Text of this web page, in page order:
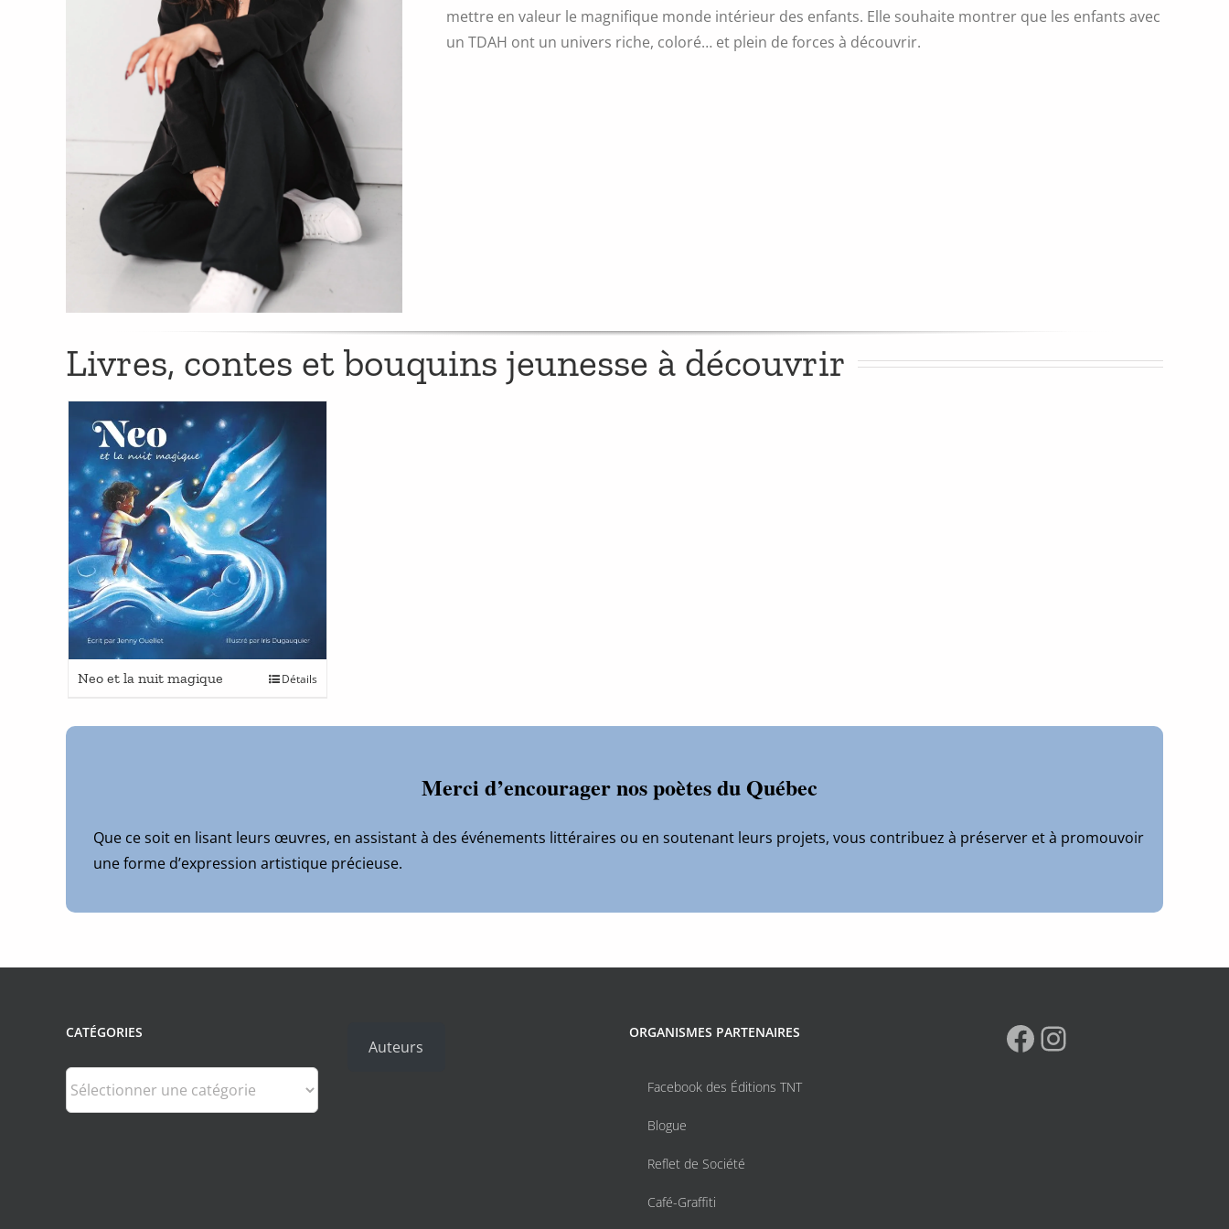
mettre en valeur le magnifique monde intérieur des enfants. Elle souhaite montrer que les enfants avec
un TDAH ont un univers riche, coloré… et plein de forces à découvrir.
Livres, contes et bouquins jeunesse à découvrir
Neo et la nuit magique
Ce
être
choisies
sur
Détails
Merci d’encourager nos poètes du Québec
Que ce soit en lisant leurs œuvres, en assistant à des événements littéraires ou en soutenant leurs projets, vous contribuez à préserver et à promouvoir
une forme d’expression artistique précieuse.
CATÉGORIES
Catégories
Auteurs
ORGANISMES PARTENAIRES
Facebook des Éditions TNT
Blogue
Reflet de Société
Café-Graffiti
Facebook